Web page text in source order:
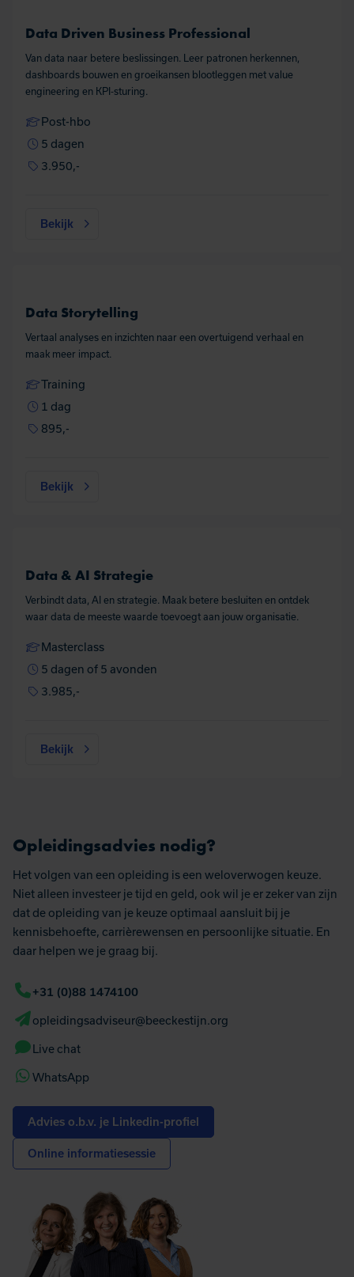
Data Driven Business Professional
Van data naar betere beslissingen. Leer patronen herkennen,
dashboards bouwen en groeikansen blootleggen met value
engineering en KPI‑sturing.
Post-hbo
5 dagen
3.950,-
Bekijk
Data Storytelling
Vertaal analyses en inzichten naar een overtuigend verhaal en
maak meer impact.
Training
1 dag
895,-
Bekijk
Data & AI Strategie
Verbindt data, AI en strategie. Maak betere besluiten en ontdek
waar data de meeste waarde toevoegt aan jouw organisatie.
Masterclass
5 dagen of 5 avonden
3.985,-
Bekijk
Opleidingsadvies nodig?
Het volgen van een opleiding is een weloverwogen keuze.
Niet alleen investeer je tijd en geld, ook wil je er zeker van zijn
dat de opleiding van je keuze optimaal aansluit bij je
kennisbehoefte, carrièrewensen en persoonlijke situatie. En
daar helpen we je graag bij.
+31 (0)88 1474100
opleidingsadviseur@beeckestijn.org
Live chat(opent in nieuw tabblad)
WhatsApp
Advies o.b.v. je Linkedin-profiel
Online informatiesessie